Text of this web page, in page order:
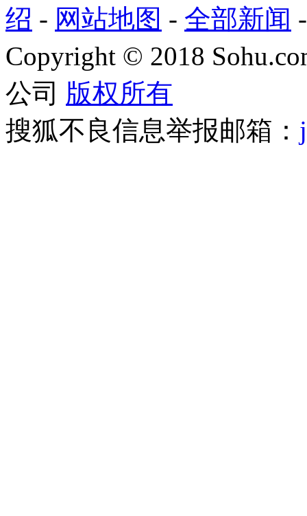
绍 - 网站地图 - 全部新闻
Copyright © 2018
公司 版权所有
搜狐不良信息举报邮箱：